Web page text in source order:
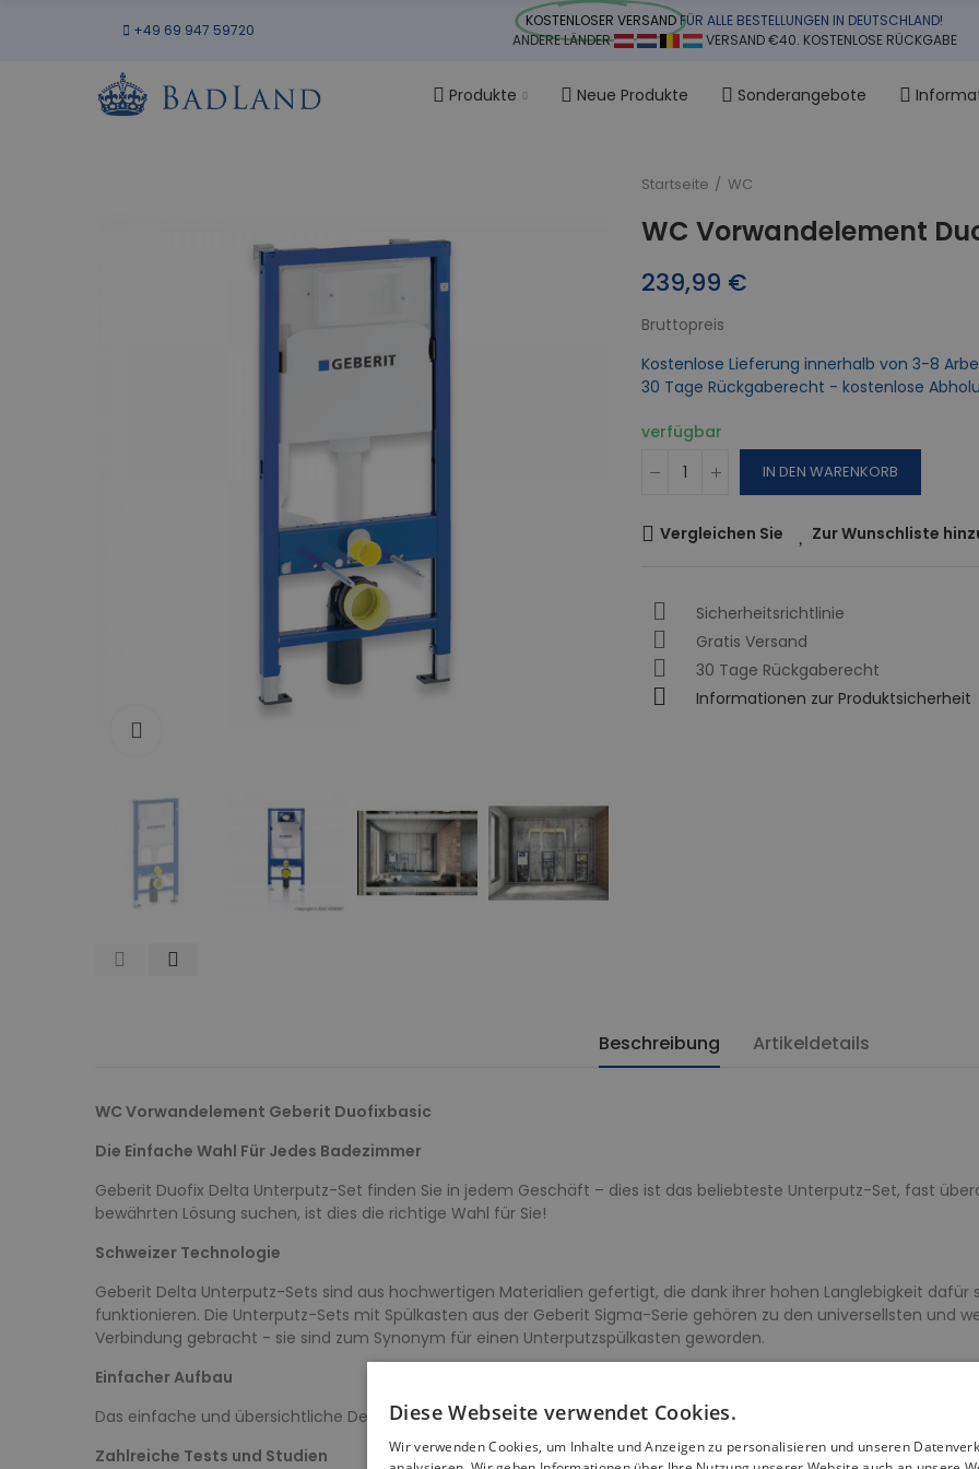
+49 69 947 59720
KOSTENLOSER VERSANDFÜR ALLE BESTELLUNGEN IN DEUTSCHLAND!
ANDERE LÄNDER
VERSAND €40. KOSTENLOSE RÜCKGABE
Produkte Neue Produkte Sonderangebote
Startseite WC
WC Vorwandelement
239,99 €
Bruttopreis
Kostenlose Lieferung innerhalb von 3-8
30 Tage Rückgaberecht - kostenlose
verfügbar
IN DEN WARENKORB
Vergleichen Sie Zur Wunschliste
Sicherheitsrichtlinie
Gratis Versand
30 Tage Rückgaberecht
Informationen zur Produktsicherheit
Beschreibung Artikeldetails
WC Vorwandelement Geberit Duofixbasic
Die Einfache Wahl Für Jedes Badezimmer
Geberit Duofix Delta Unterputz-Set finden Sie in jedem Geschäft – dies ist das beliebteste Unterputz-Set, fast
bewährten Lösung suchen, ist dies die richtige Wahl für Sie!
Schweizer Technologie
Geberit Delta Unterputz-Sets sind aus hochwertigen Materialien gefertigt, die dank ihrer hohen Langlebigkeit dafür
funktionieren. Die Unterputz-Sets mit Spülkasten aus der Geberit Sigma-Serie gehören zu den universellsten und
Verbindung gebracht - sie sind zum Synonym für einen Unterputzspülkasten geworden.
Einfacher Aufbau
Das einfache und übersichtliche Design ermöglicht eine schnelle und problemlose Installation. Es reicht nur eine
Zahlreiche Tests und Studien
Diese Webseite verwendet Cookies.
Wir verwenden Cookies, um Inhalte und Anzeigen zu personalisieren und unseren